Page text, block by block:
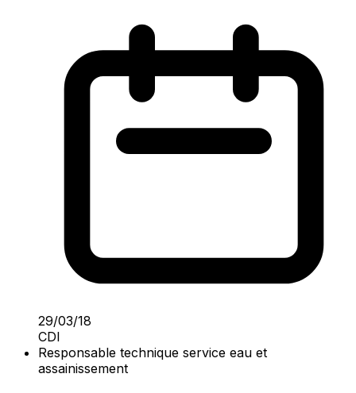
29/03/18
CDI
Responsable technique service eau et
assainissement